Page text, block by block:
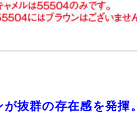
抜群の存在感を発揮。